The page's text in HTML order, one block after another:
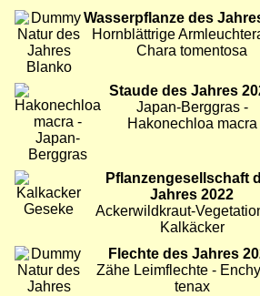
Bild
Wasserpflanze des
Hornblättrige
Chara tomentosa
Bild
Staude des Jahres
Japan-Berggras -
Hakonechloa macra
Bild
Pflanzengesellschaft
Jahres 2022
Ackerwildkraut-
Kalkäcker
Bild
Flechte des Jahres
Zähe Leimflechte -
tenax